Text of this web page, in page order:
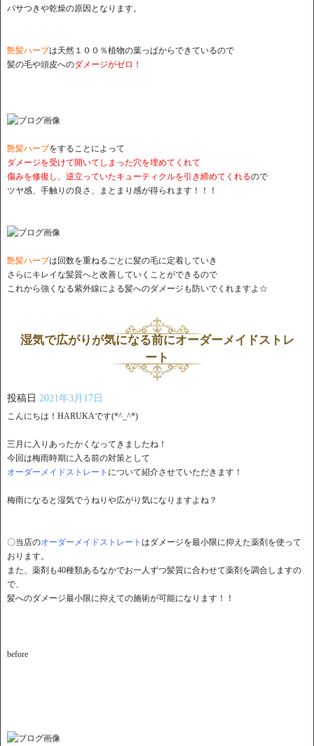
パサつきや乾燥の原因となります。
艶髪ハーブは天然１００％植物の葉っぱからできているので
髪の毛や頭皮へのダメージがゼロ！
艶髪ハーブをすることによって
ダメージを受けて開いてしまった穴を埋めてくれて
傷みを修復し、逆立っていたキューティクルを引き締めてくれるので
ツヤ感、手触りの良さ、まとまり感が得られます！！！
艶髪ハーブは回数を重ねるごとに髪の毛に定着していき
さらにキレイな髪質へと改善していくことができるので
これから強くなる紫外線による髪へのダメージも防いでくれますよ☆
湿気で広がりが気になる前にオーダーメイドストレ
ート
投稿日 2021年3月17日
こんにちは！HARUKAです(*^_^*)
三月に入りあったかくなってきましたね！
今回は梅雨時期に入る前の対策として
オーダーメイドストレート について紹介させていただきます！
梅雨になると湿気でうねりや広がり気になりますよね？
〇当店のオーダーメイドストレート はダメージを最小限に抑えた薬剤を使って
おります。
また、薬剤も40種類あるなかでお一人ずつ髪質に合わせて薬剤を調合しますの
で、
髪へのダメージ最小限に抑えての施術が可能になります！！
before